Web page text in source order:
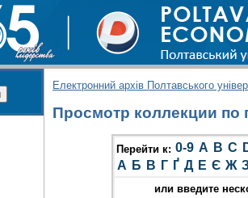
Електронний архів Полтавського
Просмотр коллекции по
Перейти к: 0-9 A B C
А Б В Г Ґ Д Е Є Ж
или введите